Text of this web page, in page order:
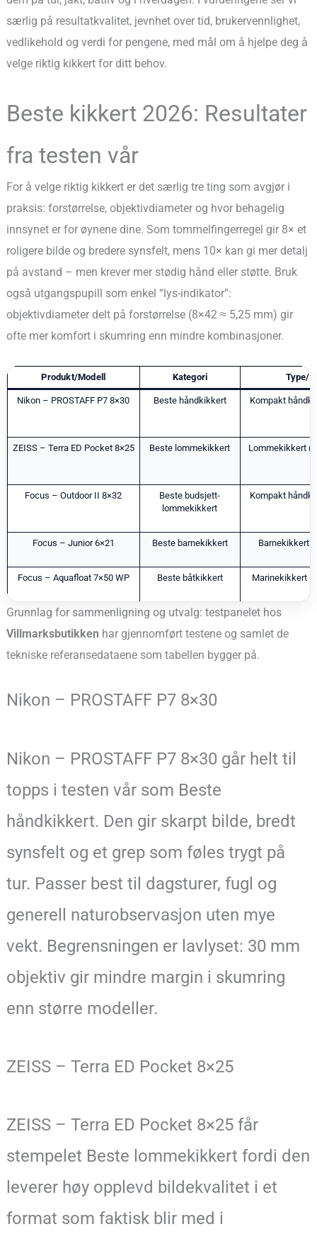
særlig på resultatkvalitet, jevnhet over tid, brukervennlighet,
vedlikehold og verdi for pengene, med mål om å hjelpe deg å
velge riktig kikkert for ditt behov.
Beste kikkert 2026: Resultater
fra testen vår
For å velge riktig kikkert er det særlig tre ting som avgjør i
praksis: forstørrelse, objektivdiameter og hvor behagelig
innsynet er for øynene dine. Som tommelfingerregel gir 8× et
roligere bilde og bredere synsfelt, mens 10× kan gi mer detalj
på avstand – men krever mer stødig hånd eller støtte. Bruk
også utgangspupill som enkel “lys-indikator”:
objektivdiameter delt på forstørrelse (8×42 ≈ 5,25 mm) gir
ofte mer komfort i skumring enn mindre kombinasjoner.
Produkt/Modell Kategori Type/
Nikon – PROSTAFF P7 8×30 Beste håndkikkert Kompakt
ZEISS – Terra ED Pocket 8×25 Beste lommekikkert Lommekikkert
Focus – Outdoor II 8×32
Beste budsjett-
lommekikkert
Kompakt
Focus – Junior 6×21 Beste barnekikkert Barnekikkert
Focus – Aquafloat 7×50 WP Beste båtkikkert Marinekikkert
Grunnlag for sammenligning og utvalg: testpanelet hos
Villmarksbutikken har gjennomført testene og samlet de
tekniske referansedataene som tabellen bygger på.
Nikon – PROSTAFF P7 8×30
Nikon – PROSTAFF P7 8×30 går helt til
topps i testen vår som Beste
håndkikkert. Den gir skarpt bilde, bredt
synsfelt og et grep som føles trygt på
tur. Passer best til dagsturer, fugl og
generell naturobservasjon uten mye
vekt. Begrensningen er lavlyset: 30 mm
objektiv gir mindre margin i skumring
enn større modeller.
ZEISS – Terra ED Pocket 8×25
ZEISS – Terra ED Pocket 8×25 får
stempelet Beste lommekikkert fordi den
leverer høy opplevd bildekvalitet i et
format som faktisk blir med i